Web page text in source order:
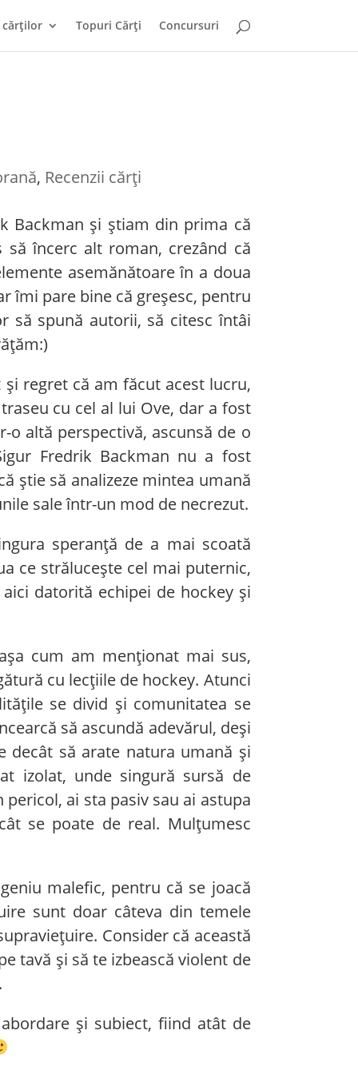
cărților Topuri Cărți Concursuri
, Recenzii cărți
Backman și știam din prima că
încerc alt roman, crezând că
asemănătoare în a doua
îmi pare bine că greșesc, pentru
să spună autorii, să citesc întâi
regret că am făcut acest lucru,
cu cel al lui Ove, dar a fost
altă perspectivă, ascunsă de o
Fredrik Backman nu a fost
știe să analizeze mintea umană
sale într-un mod de necrezut.
speranță de a mai scoată
ce strălucește cel mai puternic,
datorită echipei de hockey și
cum am menționat mai sus,
cu lecțiile de hockey. Atunci
se divid și comunitatea se
să ascundă adevărul, deși
decât să arate natura umană și
izolat, unde singură sursă de
ai sta pasiv sau ai astupa
se poate de real. Mulțumesc
malefic, pentru că se joacă
sunt doar câteva din temele
Consider că această
tavă și să te izbească violent de
și subiect, fiind atât de